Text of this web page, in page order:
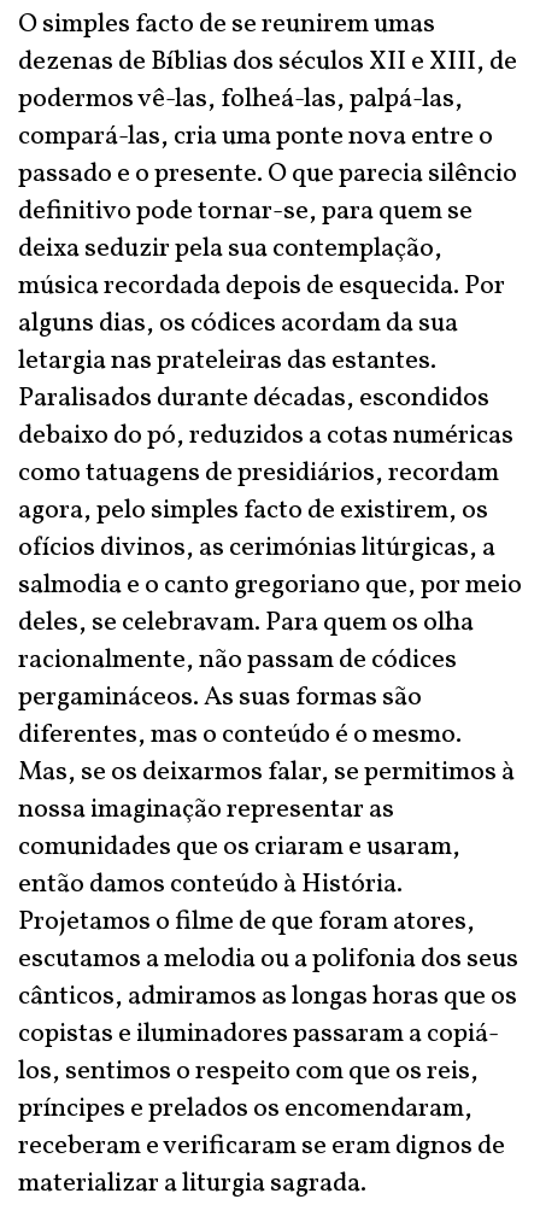
O simples facto de se reunirem umas
dezenas de Bíblias dos séculos XII e XIII, de
podermos vê-las, folheá-las, palpá-las,
compará-las, cria uma ponte nova entre o
passado e o presente. O que parecia silêncio
definitivo pode tornar-se, para quem se
deixa seduzir pela sua contemplação,
música recordada depois de esquecida. Por
alguns dias, os códices acordam da sua
letargia nas prateleiras das estantes.
Paralisados durante décadas, escondidos
debaixo do pó, reduzidos a cotas numéricas
como tatuagens de presidiários, recordam
agora, pelo simples facto de existirem, os
ofícios divinos, as cerimónias litúrgicas, a
salmodia e o canto gregoriano que, por meio
deles, se celebravam. Para quem os olha
racionalmente, não passam de códices
pergamináceos. As suas formas são
diferentes, mas o conteúdo é o mesmo.
Mas, se os deixarmos falar, se permitimos à
nossa imaginação representar as
comunidades que os criaram e usaram,
então damos conteúdo à História.
Projetamos o filme de que foram atores,
escutamos a melodia ou a polifonia dos seus
cânticos, admiramos as longas horas que os
copistas e iluminadores passaram a copiá-
los, sentimos o respeito com que os reis,
príncipes e prelados os encomendaram,
receberam e verificaram se eram dignos de
materializar a liturgia sagrada.